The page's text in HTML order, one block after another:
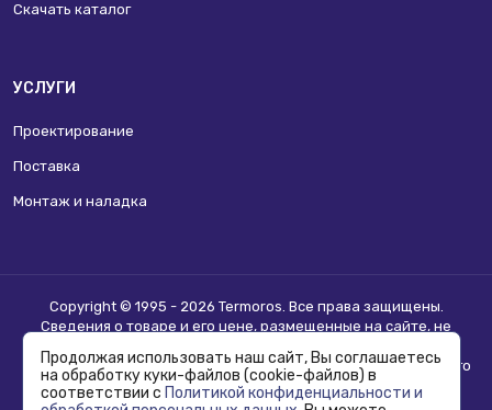
Скачать каталог
УСЛУГИ
Проектирование
Поставка
Монтаж и наладка
Copyright © 1995 - 2026 Termoros. Все права защищены.
Сведения о товаре и его цене, размещенные на сайте, не
Информацию о возможности приобретения соответствующего
товара и условиях такого приобретения уточняйте в отделе
продаж.
Продолжая использовать наш сайт, Вы соглашаетесь
на обработку куки-файлов (cookie-файлов) в
соответствии с Политикой конфиденциальности и